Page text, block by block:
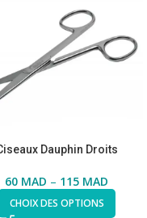
Dauphin Droits
60 MAD – 115 MAD
CHOIX DES OPTIONS